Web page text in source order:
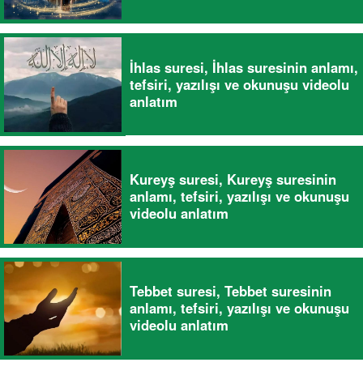
İhlas suresi, İhlas suresinin anlamı,
tefsiri, yazılışı ve okunuşu videolu
anlatım
Kureyş suresi, Kureyş suresinin
anlamı, tefsiri, yazılışı ve okunuşu
videolu anlatım
Tebbet suresi, Tebbet suresinin
anlamı, tefsiri, yazılışı ve okunuşu
videolu anlatım